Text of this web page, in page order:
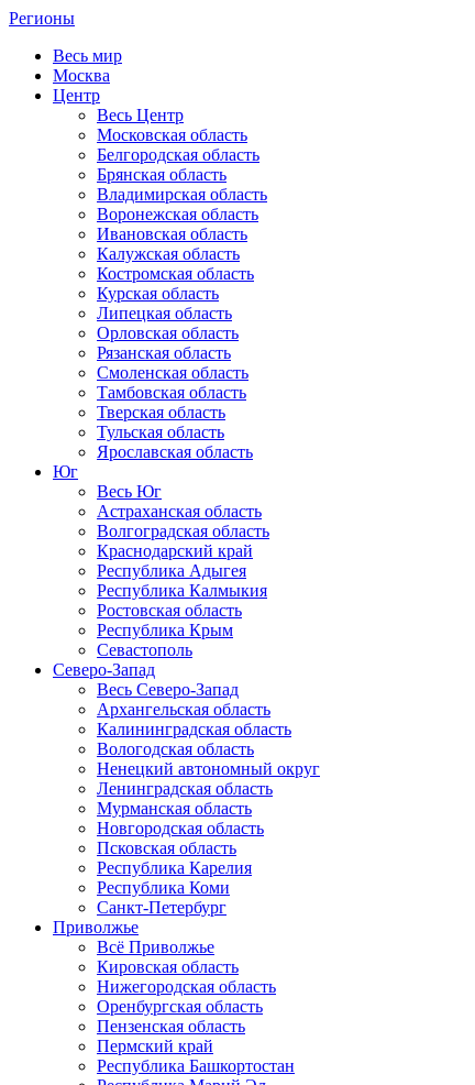
Регионы
Весь мир
Москва
Центр
Весь Центр
Московская область
Белгородская область
Брянская область
Владимирская область
Воронежская область
Ивановская область
Калужская область
Костромская область
Курская область
Липецкая область
Орловская область
Рязанская область
Смоленская область
Тамбовская область
Тверская область
Тульская область
Ярославская область
Юг
Весь Юг
Астраханская область
Волгоградская область
Краснодарский край
Республика Адыгея
Республика Калмыкия
Ростовская область
Республика Крым
Севастополь
Северо-Запад
Весь Северо-Запад
Архангельская область
Калининградская область
Вологодская область
Ненецкий автономный округ
Ленинградская область
Мурманская область
Новгородская область
Псковская область
Республика Карелия
Республика Коми
Санкт-Петербург
Приволжье
Всё Приволжье
Кировская область
Нижегородская область
Оренбургская область
Пензенская область
Пермский край
Республика Башкортостан